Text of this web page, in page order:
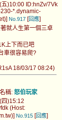
五)10:00 ID:hnZv/7Vk
*.dynamic-
No.917 [回應]
就人生第一個三卓
上下而已吧
車很容易爬?
18/03/17 08:24)
名稱: 怒伯玩家
四)15:12
(Host:
No.915 [回應]